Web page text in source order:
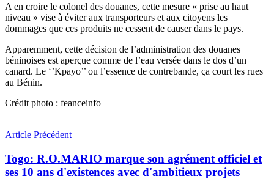
A en croire le colonel des douanes, cette mesure « prise au haut
niveau » vise à éviter aux transporteurs et aux citoyens les
dommages que ces produits ne cessent de causer dans le pays.
Apparemment, cette décision de l’administration des douanes
béninoises est aperçue comme de l’eau versée dans le dos d’un
canard. Le ‘’Kpayo’’ ou l’essence de contrebande, ça court les rues
au Bénin.
Crédit photo : feanceinfo
Article Précédent
Togo: R.O.MARIO marque son agrément officiel et
ses 10 ans d'existences avec d'ambitieux projets